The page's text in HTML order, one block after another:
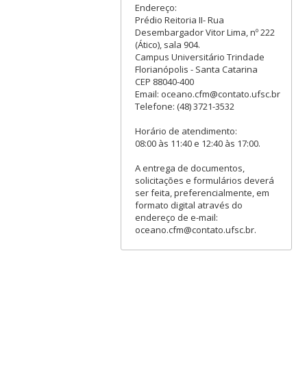
Endereço:
Prédio Reitoria II- Rua
Desembargador Vitor Lima, nº 222
(Ático), sala 904.
Campus Universitário Trindade
Florianópolis - Santa Catarina
CEP 88040-400
Email: oceano.cfm@contato.ufsc.br
Telefone: (48) 3721-3532
Horário de atendimento:
08:00 às 11:40 e 12:40 às 17:00.
A entrega de documentos,
solicitações e formulários deverá
ser feita, preferencialmente, em
formato digital através do
endereço de e-mail:
oceano.cfm@contato.ufsc.br.